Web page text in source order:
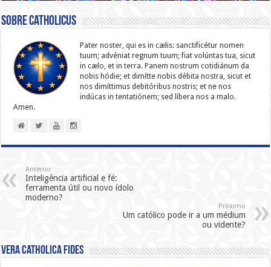
Sobre catholicus
Pater noster, qui es in cælis: sanc­ti­ficétur nomen
tuum; advéniat regnum tuum; fiat volúntas tua, sicut
in cælo, et in terra. Panem nostrum cotidiánum da
nobis hódie; et dimítte nobis débita nostra, sicut et
nos dimíttimus debitóribus nostris; et ne nos
indúcas in ten­ta­tiónem; sed líbera nos a malo.
Amen.
Anterior
Inteligência artificial e fé:
ferramenta útil ou novo ídolo
moderno?
Próximo
Um católico pode ir a um médium
ou vidente?
Vera Catholica Fides